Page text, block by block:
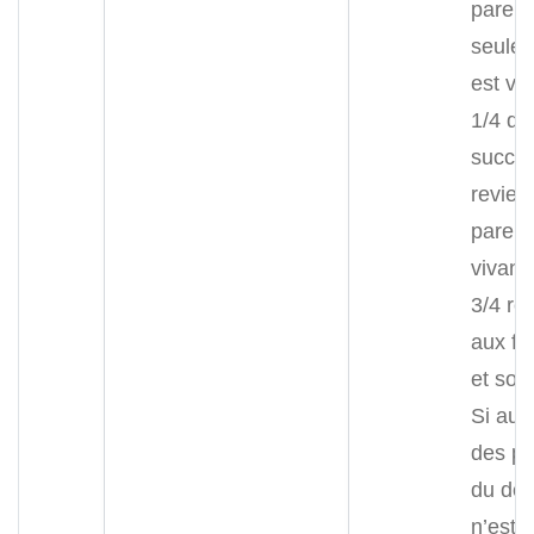
est
1/4
parent
vivant
3/4
aux
et
Si
des
du
n’est